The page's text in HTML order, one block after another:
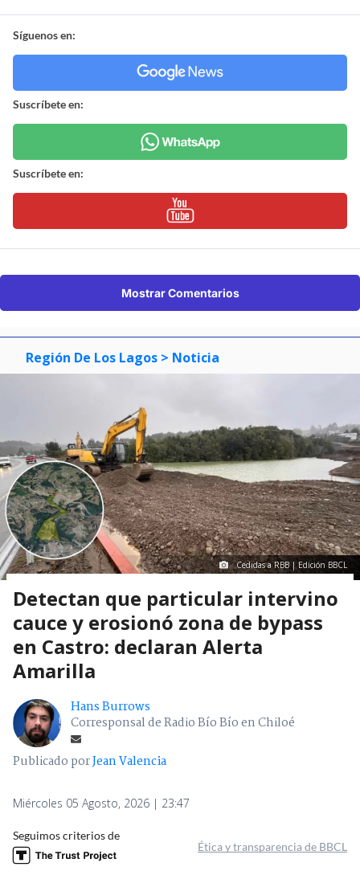
Síguenos en:
Suscríbete en:
Suscríbete en:
Mostrar Comentarios
Región De Los Lagos > Noticia
Cedidas a RBB | Edición BBCL
Detectan que particular intervino
cauce y erosionó zona de bypass
en Castro: declaran Alerta
Amarilla
Hans Burrows
Corresponsal de Radio Bío Bío en Chiloé
Publicado porJean Valencia
Miércoles 05 Agosto, 2026 | 23:47
Seguimos criterios de
Ética y transparencia de BBCL